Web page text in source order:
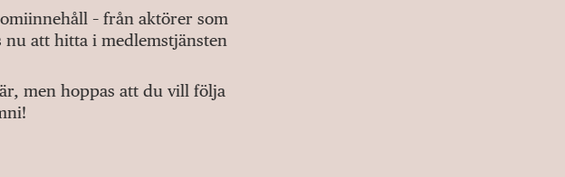
– från aktörer som
nu att hitta i medlemstjänsten
men hoppas att du vill följa